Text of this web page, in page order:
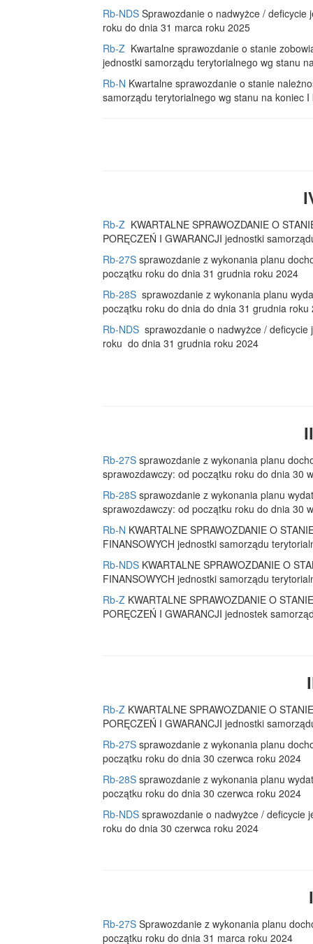
Rb-NDS Sprawozdanie o nadwyżce /
roku do dnia 31 marca roku 2025
Rb-Z Kwartalne sprawozdanie o stanie
jednostki samorządu terytorialnego wg stanu
Rb-N Kwartalne sprawozdanie o stanie
samorządu terytorialnego wg stanu na koniec I
Rb-Z KWARTALNE SPRAWOZDANIE O
PORĘCZEŃ I GWARANCJI jednostki
Rb-27S sprawozdanie z wykonania planu
początku roku do dnia 31 grudnia roku 2024
Rb-28S sprawozdanie z wykonania planu
początku roku do dnia do dnia 31 grudnia roku
Rb-NDS sprawozdanie o nadwyżce /
roku do dnia 31 grudnia roku 2024
Rb-27S sprawozdanie z wykonania planu
sprawozdawczy: od początku roku do dnia 30
Rb-28S sprawozdanie z wykonania planu
sprawozdawczy: od początku roku do dnia 30
Rb-N KWARTALNE SPRAWOZDANIE O
FINANSOWYCH jednostki samorządu
Rb-NDS KWARTALNE SPRAWOZDANIE O
FINANSOWYCH jednostki samorządu
Rb-Z KWARTALNE SPRAWOZDANIE O
PORĘCZEŃ I GWARANCJI jednostek
Rb-Z KWARTALNE SPRAWOZDANIE O
PORĘCZEŃ I GWARANCJI jednostki
Rb-27S sprawozdanie z wykonania planu
początku roku do dnia 30 czerwca roku 2024
Rb-28S sprawozdanie z wykonania planu
początku roku do dnia 30 czerwca roku 2024
Rb-NDS sprawozdanie o nadwyżce / deficycie
roku do dnia 30 czerwca roku 2024
Rb-27S Sprawozdanie z wykonania planu
początku roku do dnia 31 marca roku 2024